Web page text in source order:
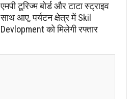
एमपी टूरिज्म बोर्ड और टाटा स्ट्राइव
साथ आए, पर्यटन क्षेत्र में Skil
Devlopment को मिलेगी रफ्तार